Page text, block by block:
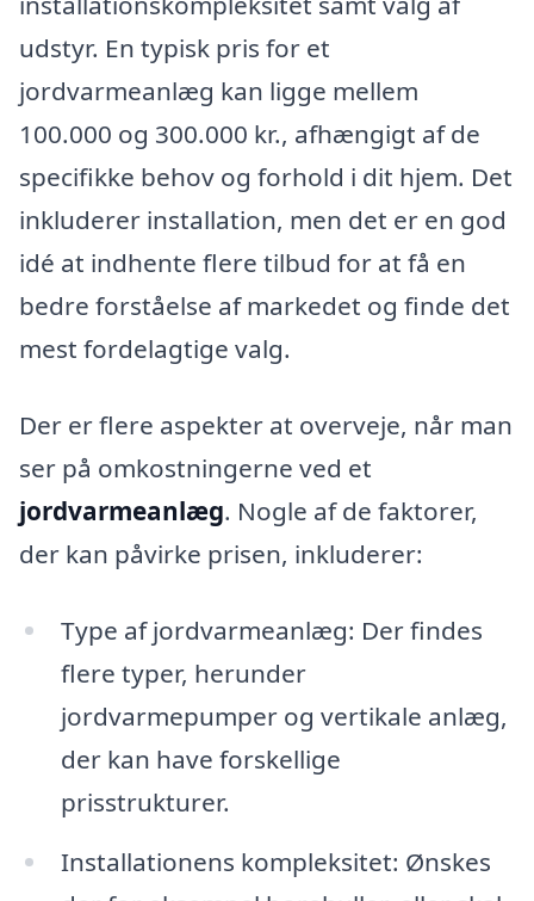
udstyr. En typisk pris for et
jordvarmeanlæg kan ligge mellem
100.000 og 300.000 kr., afhængigt af de
specifikke behov og forhold i dit hjem. Det
inkluderer installation, men det er en god
idé at indhente flere tilbud for at få en
bedre forståelse af markedet og finde det
mest fordelagtige valg.
Der er flere aspekter at overveje, når man
ser på omkostningerne ved et
jordvarmeanlæg. Nogle af de faktorer,
der kan påvirke prisen, inkluderer:
Type af jordvarmeanlæg: Der findes
flere typer, herunder
jordvarmepumper og vertikale anlæg,
der kan have forskellige
prisstrukturer.
Installationens kompleksitet: Ønskes